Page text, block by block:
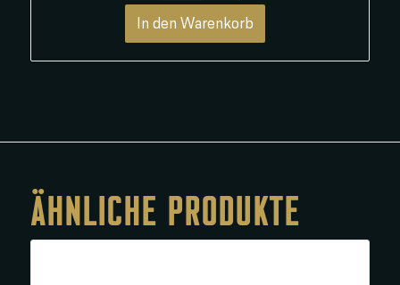
In den Warenkorb
ÄHNLICHE PRODUKTE